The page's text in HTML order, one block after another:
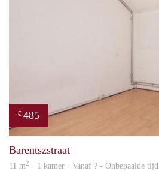
€ 485
Barentszstraat
11 m2 · 1 kamer · Vanaf ? - Onbepaalde tijd